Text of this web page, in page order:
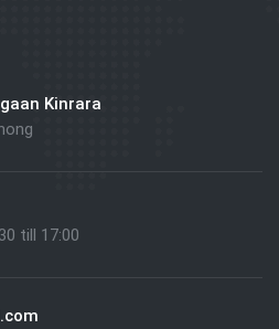
Kinrara
till 17:00